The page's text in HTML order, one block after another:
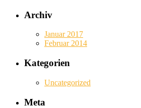
Archiv
Januar 2017
Februar 2014
Kategorien
Uncategorized
Meta